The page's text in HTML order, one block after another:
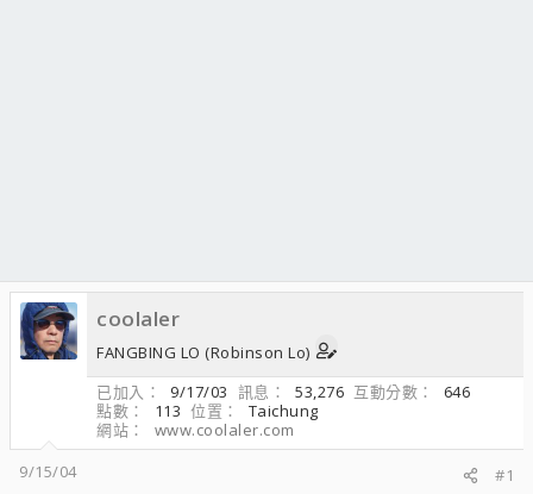
coolaler
FANGBING LO (Robinson Lo)
已加入
9/17/03 訊息 53,276 互動分數
646
點數
113 位置
Taichung
網站
www.coolaler.com
9/15/04
#1